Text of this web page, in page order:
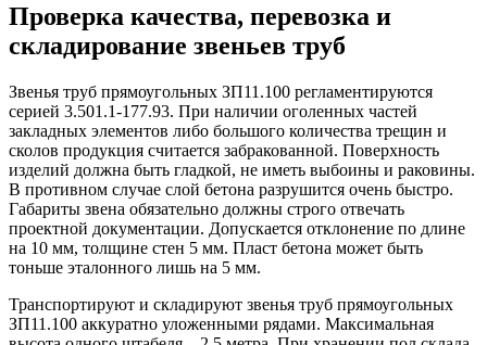
Проверка качества, перевозка и
складирование звеньев труб
Звенья труб прямоугольных ЗП11.100 регламентируются
серией 3.501.1-177.93. При наличии оголенных частей
закладных элементов либо большого количества трещин и
сколов продукция считается забракованной. Поверхность
изделий должна быть гладкой, не иметь выбоины и раковины.
В противном случае слой бетона разрушится очень быстро.
Габариты звена обязательно должны строго отвечать
проектной документации. Допускается отклонение по длине
на 10 мм, толщине стен 5 мм. Пласт бетона может быть
тоньше эталонного лишь на 5 мм.
Транспортируют и складируют звенья труб прямоугольных
ЗП11.100 аккуратно уложенными рядами. Максимальная